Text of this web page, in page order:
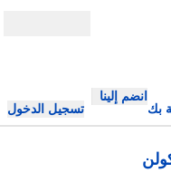
بك
انضم إلينا
تسجيل الدخول